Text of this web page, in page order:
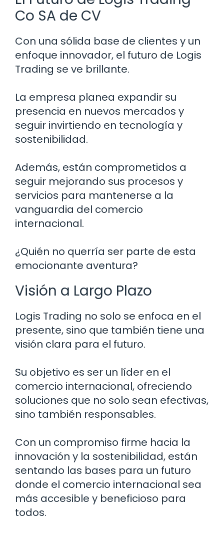
Co SA de CV
Con una sólida base de clientes y un
enfoque innovador, el futuro de Logis
Trading se ve brillante.
La empresa planea expandir su
presencia en nuevos mercados y
seguir invirtiendo en tecnología y
sostenibilidad.
Además, están comprometidos a
seguir mejorando sus procesos y
servicios para mantenerse a la
vanguardia del comercio
internacional.
¿Quién no querría ser parte de esta
emocionante aventura?
Visión a Largo Plazo
Logis Trading no solo se enfoca en el
presente, sino que también tiene una
visión clara para el futuro.
Su objetivo es ser un líder en el
comercio internacional, ofreciendo
soluciones que no solo sean efectivas,
sino también responsables.
Con un compromiso firme hacia la
innovación y la sostenibilidad, están
sentando las bases para un futuro
donde el comercio internacional sea
más accesible y beneficioso para
todos.